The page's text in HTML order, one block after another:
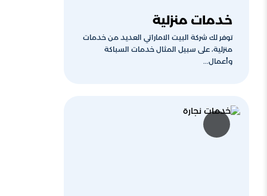
خدمات منزلية
توفر لك شركة البيت الاماراتي العديد من خدمات
منزلية، على سبيل المثال خدمات السباكة
وأعمال...